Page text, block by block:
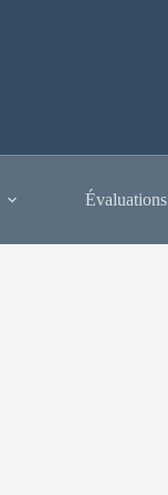
Évaluations